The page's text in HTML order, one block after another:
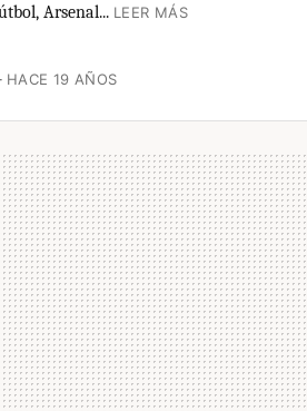
Arsenal... LEER MÁS
HACE 19 AÑOS